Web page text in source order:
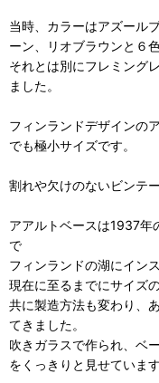
当時、カラーはアズール
ーン、リオブラウンと６
それとは別にフレミング
ました。
フィンランドデザインの
でも極小サイズです。
割れや欠けのないビンテ
アアルトベースは1937年
で
フィンランドの湖にイン
現在に至るまでにサイズ
共に製造方法も変わり、
てきました。
吹きガラスで作られ、ベ
をくっきりと見せています